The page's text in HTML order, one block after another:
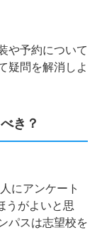
や予約について
疑問を解消しよ
き？
にアンケート
うがよいと思
パスは志望校を